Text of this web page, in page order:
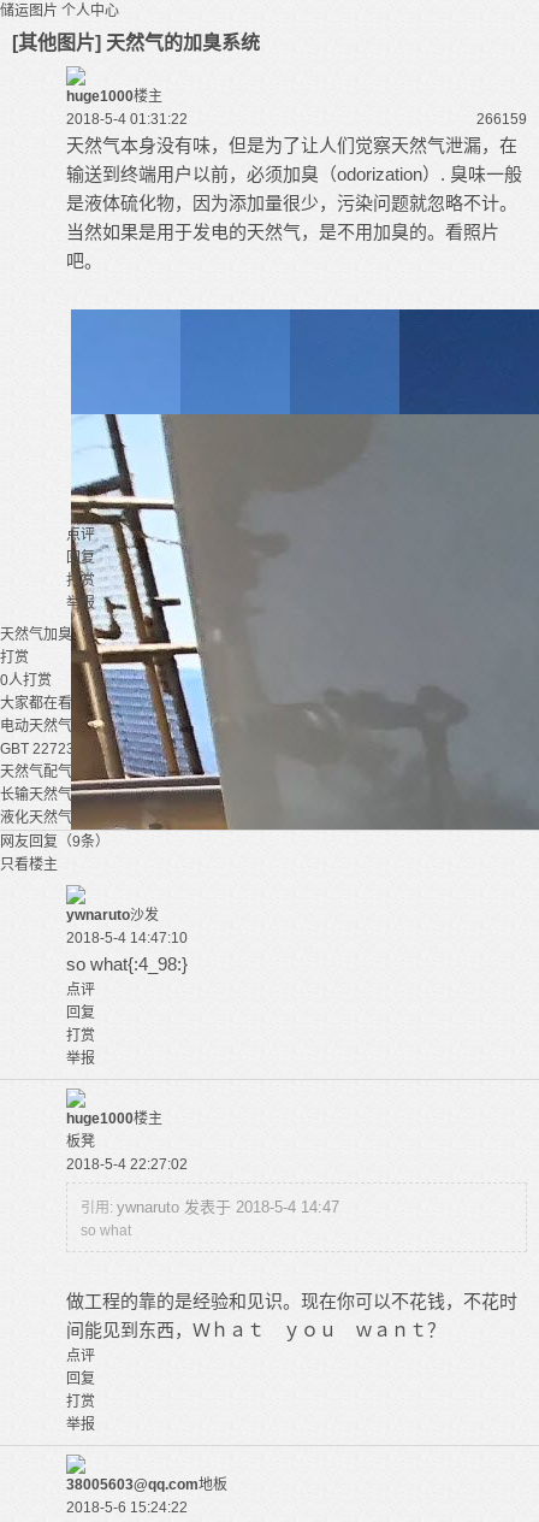
储运图片 个人中心
[其他图片] 天然气的加臭系统
huge1000楼主
2018-5-4 01:31:22
266159
天然气本身没有味，但是为了让人们觉察天然气泄漏，在
输送到终端用户以前，必须加臭（odorization）. 臭味一般
是液体硫化物，因为添加量很少，污染问题就忽略不计。
当然如果是用于发电的天然气，是不用加臭的。看照片
吧。
点评
回复
打赏
举报
天然气加臭
打赏
0人打赏
大家都在看
电动天然气压缩机组
GBT 22723-2008 天然气能量的测定
天然气配气站工艺流程设计图 dwg图纸
长输天然气的仪表典型安装图集.pdf
液化天然气利用技术
网友回复（9条）
只看楼主
ywnaruto沙发
2018-5-4 14:47:10
so what{:4_98:}
点评
回复
打赏
举报
huge1000楼主
板凳
2018-5-4 22:27:02
引用: ywnaruto 发表于 2018-5-4 14:47
so what
做工程的靠的是经验和见识。现在你可以不花钱，不花时
间能见到东西，Ｗｈａｔ ｙｏｕ ｗａｎｔ？
点评
回复
打赏
举报
38005603@qq.com地板
2018-5-6 15:24:22